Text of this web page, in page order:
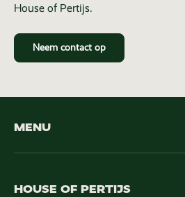
House of Pertijs.
Neem contact op
MENU
HOUSE OF PERTIJS